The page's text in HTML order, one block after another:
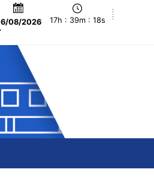
08/2026 17h : 39m : 19s